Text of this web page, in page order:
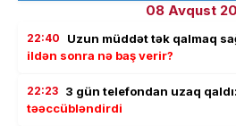
08 Avqust
22:40 Uzun müddət tək qalmaq
ildən sonra nə baş verir?
22:23 3 gün telefondan uzaq qaldı:
təəccübləndirdi